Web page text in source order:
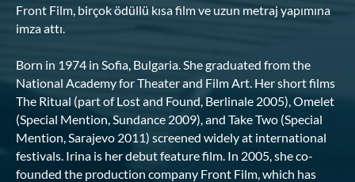
Front Film, birçok ödüllü kısa film ve uzun metraj yapımına
imza attı.
Born in 1974 in Sofia, Bulgaria. She graduated from the
National Academy for Theater and Film Art. Her short films
The Ritual (part of Lost and Found, Berlinale 2005), Omelet
(Special Mention, Sundance 2009), and Take Two (Special
Mention, Sarajevo 2011) screened widely at international
festivals. Irina is her debut feature film. In 2005, she co-
founded the production company Front Film, which has